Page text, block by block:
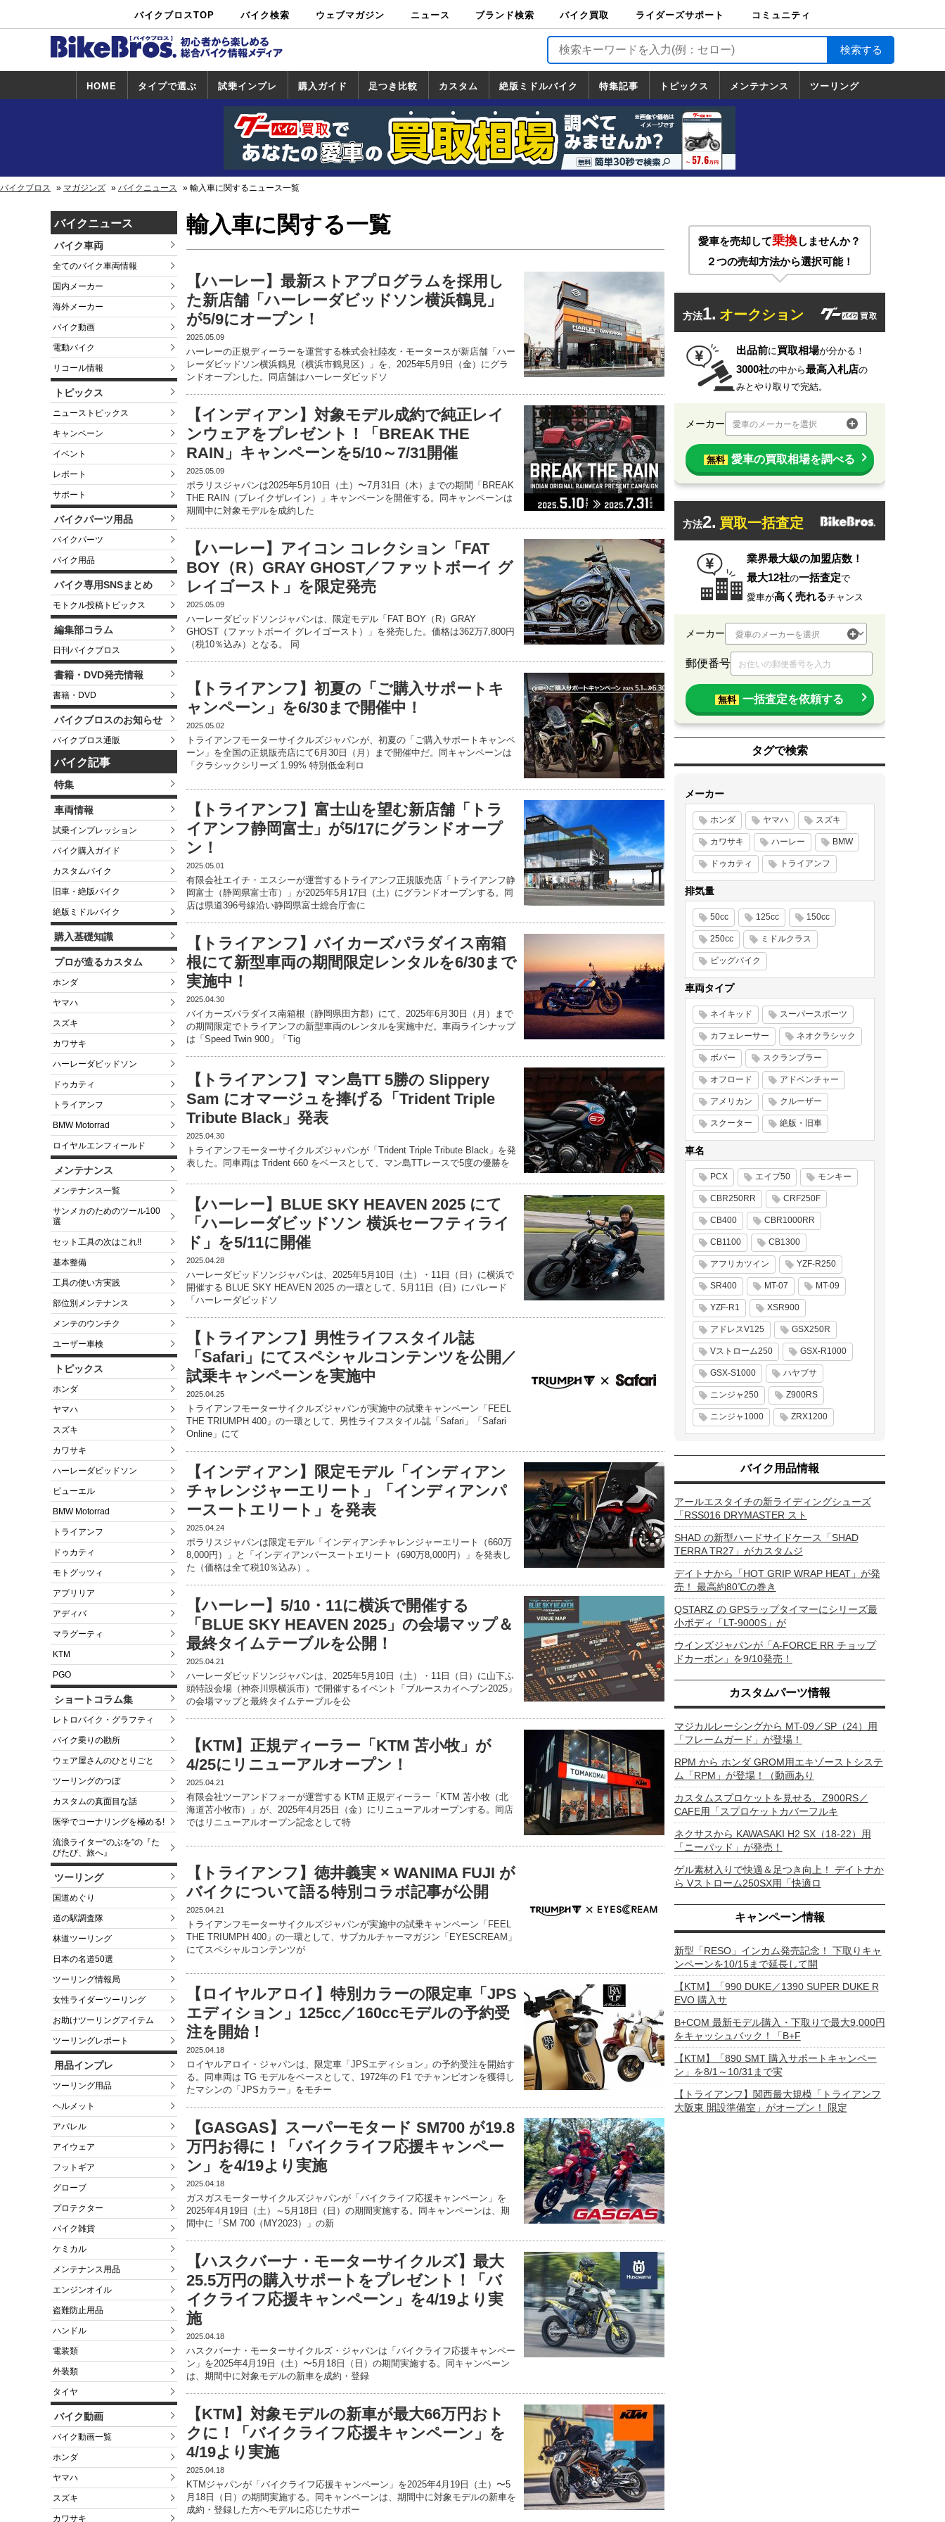
バイクブロスTOP バイク検索
中古バイ
ク・新車検
カタログ検
索
ショップ検
索
ウェブマガジン ニュース ブランド検索 バイク買取
バイク買取
ライダーズサポート
ライダーズサポート
TOP
バイク輸送
バイクガレージライ
フ
バイク車両保険
ロードサービス
バイク試乗
コミュニティ
HOME タイプで選ぶ 試乗インプレ
試乗インプレ
一覧
ホンダ
ヤマハ
スズキ
カワサキ
ハーレー
BMW
トライアンフ
ドゥカティ
購入ガイド
一覧
足つき比較 カスタム
カスタム
一覧
ホンダ
ヤマハ
スズキ
カワサキ
絶版ミドルバイク
絶版ミドルバイク
一覧
ホンダ
ヤマハ
スズキ
カワサキ
特集記事 トピックス
トピックス
一覧
ホンダ
ヤマハ
スズキ
カワサキ
ハーレーダ
ビッドソン
BMW
ドゥカティ
トライアン
フ
メンテナンス ツーリング
道の駅調査隊
ツーリング情報局
日本の道50選
国道めぐり
林道ツーリング
バイクブロス マガジンズ バイクニュース 輸入車に関するニュース一覧
バイクニュース
バイク車両
全てのバイク車両情報
国内メーカー
海外メーカー
バイク動画
電動バイク
リコール情報
トピックス
ニューストピックス
キャンペーン
イベント
レポート
サポート
バイクパーツ用品
バイクパーツ
バイク用品
バイク専用SNSまとめ
モトクル投稿トピックス
編集部コラム
日刊バイクブロス
書籍・DVD発売情報
書籍・DVD
バイクブロスのお知らせ
バイクブロス通販
バイク記事
特集
車両情報
試乗インプレッション
バイク購入ガイド
カスタムバイク
旧車・絶版バイク
絶版ミドルバイク
購入基礎知識
プロが造るカスタム
ホンダ
ヤマハ
スズキ
カワサキ
ハーレーダビッドソン
ドゥカティ
トライアンフ
BMW Motorrad
ロイヤルエンフィールド
メンテナンス
メンテナンス一覧
サンメカのためのツール100
選
セット工具の次はこれ!!
基本整備
工具の使い方実践
部位別メンテナンス
メンテのウンチク
ユーザー車検
トピックス
ホンダ
ヤマハ
スズキ
カワサキ
ハーレーダビッドソン
ビューエル
BMW Motorrad
トライアンフ
ドゥカティ
モトグッツィ
アプリリア
アディバ
マラグーティ
KTM
PGO
ショートコラム集
レトロバイク・グラフティ
バイク乗りの勘所
ウェア屋さんのひとりごと
ツーリングのつぼ
カスタムの真面目な話
医学でコーナリングを極める!
流浪ライター“のぶを”の『た
びたび、旅へ』
ツーリング
国道めぐり
道の駅調査隊
林道ツーリング
日本の名道50選
ツーリング情報局
女性ライダーツーリング
お助けツーリングアイテム
ツーリングレポート
用品インプレ
ツーリング用品
ヘルメット
アパレル
アイウェア
フットギア
グローブ
プロテクター
バイク雑貨
ケミカル
メンテナンス用品
エンジンオイル
盗難防止用品
ハンドル
電装類
外装類
タイヤ
バイク動画
バイク動画一覧
ホンダ
ヤマハ
スズキ
カワサキ
輸入車に関する一覧
【ハーレー】最新ストアプログラムを採用し
た新店舗「ハーレーダビッドソン横浜鶴見」
が5/9にオープン！
2025.05.09
ハーレーの正規ディーラーを運営する株式会社陸友・モータースが新店舗「ハー
レーダビッドソン横浜鶴見（横浜市鶴見区）」を、2025年5月9日（金）にグラ
ンドオープンした。同店舗はハーレーダビッドソ
【インディアン】対象モデル成約で純正レイ
ンウェアをプレゼント！「BREAK THE
RAIN」キャンペーンを5/10～7/31開催
2025.05.09
ポラリスジャパンは2025年5月10日（土）〜7月31日（木）までの期間「BREAK
THE RAIN（ブレイクザレイン）」キャンペーンを開催する。同キャンペーンは
期間中に対象モデルを成約した
【ハーレー】アイコン コレクション「FAT
BOY（R）GRAY GHOST／ファットボーイ グ
レイゴースト」を限定発売
2025.05.09
ハーレーダビッドソンジャパンは、限定モデル「FAT BOY（R）GRAY
GHOST（ファットボーイ グレイゴースト）」を発売した。価格は362万7,800円
（税10％込み）となる。 同
【トライアンフ】初夏の「ご購入サポートキ
ャンペーン」を6/30まで開催中！
2025.05.02
トライアンフモーターサイクルズジャパンが、初夏の「ご購入サポートキャンペ
ーン」を全国の正規販売店にて6月30日（月）まで開催中だ。同キャンペーンは
「クラシックシリーズ 1.99% 特別低金利ロ
【トライアンフ】富士山を望む新店舗「トラ
イアンフ静岡富士」が5/17にグランドオープ
ン！
2025.05.01
有限会社エイチ・エスシーが運営するトライアンフ正規販売店「トライアンフ静
岡富士（静岡県富士市）」が2025年5月17日（土）にグランドオープンする。同
店は県道396号線沿い静岡県富士総合庁舎に
【トライアンフ】バイカーズパラダイス南箱
根にて新型車両の期間限定レンタルを6/30まで
実施中！
2025.04.30
バイカーズパラダイス南箱根（静岡県田方郡）にて、2025年6月30日（月）まで
の期間限定でトライアンフの新型車両のレンタルを実施中だ。車両ラインナップ
は「Speed Twin 900」「Tig
【トライアンフ】マン島TT 5勝の Slippery
Sam にオマージュを捧げる「Trident Triple
Tribute Black」発表
2025.04.30
トライアンフモーターサイクルズジャパンが「Trident Triple Tribute Black」を発
表した。同車両は Trident 660 をベースとして、マン島TTレースで5度の優勝を
【ハーレー】BLUE SKY HEAVEN 2025 にて
「ハーレーダビッドソン 横浜セーフティライ
ド」を5/11に開催
2025.04.28
ハーレーダビッドソンジャパンは、2025年5月10日（土）・11日（日）に横浜で
開催する BLUE SKY HEAVEN 2025 の一環として、5月11日（日）にパレード
「ハーレーダビッドソ
【トライアンフ】男性ライフスタイル誌
「Safari」にてスペシャルコンテンツを公開／
試乗キャンペーンを実施中
2025.04.25
トライアンフモーターサイクルズジャパンが実施中の試乗キャンペーン「FEEL
THE TRIUMPH 400」の一環として、男性ライフスタイル誌「Safari」「Safari
Online」にて
【インディアン】限定モデル「インディアン
チャレンジャーエリート」「インディアンパ
ースートエリート」を発表
2025.04.24
ポラリスジャパンは限定モデル「インディアンチャレンジャーエリート（660万
8,000円）」と「インディアンパースートエリート（690万8,000円）」を発表し
た（価格は全て税10％込み）。
【ハーレー】5/10・11に横浜で開催する
「BLUE SKY HEAVEN 2025」の会場マップ＆
最終タイムテーブルを公開！
2025.04.21
ハーレーダビッドソンジャパンは、2025年5月10日（土）・11日（日）に山下ふ
頭特設会場（神奈川県横浜市）で開催するイベント「ブルースカイヘブン2025」
の会場マップと最終タイムテーブルを公
【KTM】正規ディーラー「KTM 苫小牧」が
4/25にリニューアルオープン！
2025.04.21
有限会社ツーアンドフォーが運営する KTM 正規ディーラー「KTM 苫小牧（北
海道苫小牧市）」が、2025年4月25日（金）にリニューアルオープンする。同店
ではリニューアルオープン記念として特
【トライアンフ】徳井義実 × WANIMA FUJI が
バイクについて語る特別コラボ記事が公開
2025.04.21
トライアンフモーターサイクルズジャパンが実施中の試乗キャンペーン「FEEL
THE TRIUMPH 400」の一環として、サブカルチャーマガジン「EYESCREAM」
にてスペシャルコンテンツが
【ロイヤルアロイ】特別カラーの限定車「JPS
エディション」125cc／160ccモデルの予約受
注を開始！
2025.04.18
ロイヤルアロイ・ジャパンは、限定車「JPSエディション」の予約受注を開始す
る。同車両は TG モデルをベースとして、1972年の F1 でチャンピオンを獲得し
たマシンの「JPSカラー」をモチー
【GASGAS】スーパーモタード SM700 が19.8
万円お得に！「バイクライフ応援キャンペー
ン」を4/19より実施
2025.04.18
ガスガスモーターサイクルズジャパンが「バイクライフ応援キャンペーン」を
2025年4月19日（土）～5月18日（日）の期間実施する。同キャンペーンは、期
間中に「SM 700（MY2023）」の新
【ハスクバーナ・モーターサイクルズ】最大
25.5万円の購入サポートをプレゼント！「バ
イクライフ応援キャンペーン」を4/19より実
施
2025.04.18
ハスクバーナ・モーターサイクルズ・ジャパンは「バイクライフ応援キャンペー
ン」を2025年4月19日（土）〜5月18日（日）の期間実施する。同キャンペーン
は、期間中に対象モデルの新車を成約・登録
【KTM】対象モデルの新車が最大66万円おト
クに！「バイクライフ応援キャンペーン」を
4/19より実施
2025.04.18
KTMジャパンが「バイクライフ応援キャンペーン」を2025年4月19日（土）〜5
月18日（日）の期間実施する。同キャンペーンは、期間中に対象モデルの新車を
成約・登録した方へモデルに応じたサポー
愛車を売却して乗換しませんか？
２つの売却方法から選択可能！
方法1. オークション
出品前に買取相場が分かる！
3000社の中から最高入札店の
みとやり取りで完結。
メーカー 愛車のメーカーを選択
無料 愛車の買取相場を調べる
方法2. 買取一括査定
業界最大級の加盟店数！
最大12社の一括査定で
愛車が高く売れるチャンス
メーカー
郵便番号
無料 一括査定を依頼する
タグで検索
メーカー
ホンダ ヤマハ スズキ
カワサキ ハーレー BMW
ドゥカティ トライアンフ
排気量
50cc 125cc 150cc
250cc ミドルクラス
ビッグバイク
車両タイプ
ネイキッド スーパースポーツ
カフェレーサー ネオクラシック
ボバー スクランブラー
オフロード アドベンチャー
アメリカン クルーザー
スクーター 絶版・旧車
車名
PCX エイプ50 モンキー
CBR250RR CRF250F
CB400 CBR1000RR
CB1100 CB1300
アフリカツイン YZF-R250
SR400 MT-07 MT-09
YZF-R1 XSR900
アドレスV125 GSX250R
Vストローム250 GSX-R1000
GSX-S1000 ハヤブサ
ニンジャ250 Z900RS
ニンジャ1000 ZRX1200
バイク用品情報
アールエスタイチの新ライディングシューズ
「RSS016 DRYMASTER スト
SHAD の新型ハードサイドケース「SHAD
TERRA TR27」がカスタムジ
デイトナから「HOT GRIP WRAP HEAT」が発
売！ 最高約80℃の巻き
QSTARZ の GPSラップタイマーにシリーズ最
小ボディ「LT-9000S」が
ウインズジャパンが「A-FORCE RR チョップ
ドカーボン」を9/10発売！
カスタムパーツ情報
マジカルレーシングから MT-09／SP（24）用
「フレームガード」が登場！
RPM から ホンダ GROM用エキゾーストシステ
ム「RPM」が登場！（動画あり
カスタムスプロケットを見せる、Z900RS／
CAFE用「スプロケットカバーフルキ
ネクサスから KAWASAKI H2 SX（18-22）用
「ニーパッド」が発売！
ゲル素材入りで快適＆足つき向上！ デイトナか
ら Vストローム250SX用「快適ロ
キャンペーン情報
新型「RESO」インカム発売記念！ 下取りキャ
ンペーンを10/15まで延長して開
【KTM】「990 DUKE／1390 SUPER DUKE R
EVO 購入サ
B+COM 最新モデル購入・下取りで最大9,000円
をキャッシュバック！「B+F
【KTM】「890 SMT 購入サポートキャンペー
ン」を8/1～10/31まで実
【トライアンフ】関西最大規模「トライアンフ
大阪東 開設準備室」がオープン！ 限定